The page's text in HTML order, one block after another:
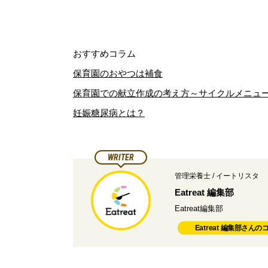
おすすめコラム
保育園のおやつは補食
保育園での献立作成の考え方～サイクルメニュ
妊娠糖尿病とは？
WRITER
管理栄養士 / イートリスタ
Eatreat 編集部
Eatreat編集部
Eatreat 編集部さんの